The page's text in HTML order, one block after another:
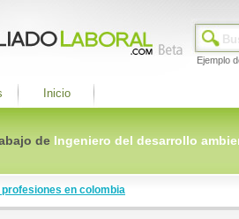
Ejemplo
Inicio
de Ingeniero del desarrollo
profesiones en colombia